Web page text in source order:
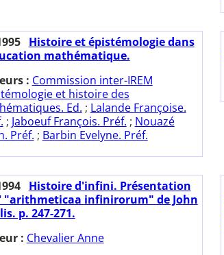
Histoire et épistémologie dans
mathématique.
: Commission inter-IREM
et histoire des
Ed. ; Lalande Françoise.
; Jaboeuf François. Préf. ; Nouazé
Préf. ; Barbin Evelyne. Préf.
Histoire d'infini. Présentation
"arithmeticaa infinirorum" de John
p. 247-271.
: Chevalier Anne